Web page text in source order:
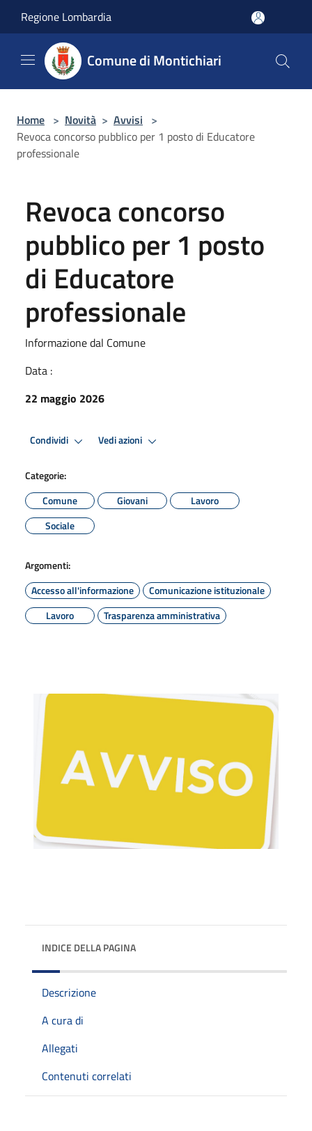
Regione Lombardia
Comune di Montichiari
Home > Novità > Avvisi >
Revoca concorso pubblico per 1 posto di Educatore
professionale
Revoca concorso
pubblico per 1 posto
di Educatore
professionale
Informazione dal Comune
Data :
22 maggio 2026
Condividi Vedi azioni
Categorie:
Comune
Giovani
Lavoro
Sociale
Argomenti:
Accesso all'informazione
Comunicazione istituzionale
Lavoro
Trasparenza amministrativa
INDICE DELLA PAGINA
Descrizione
A cura di
Allegati
Contenuti correlati